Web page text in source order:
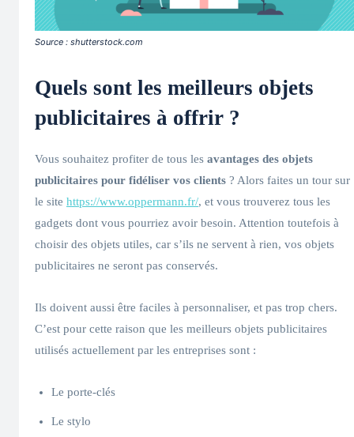
Source : shutterstock.com
Quels sont les meilleurs objets
publicitaires à offrir ?
Vous souhaitez profiter de tous les avantages des objets
publicitaires pour fidéliser vos clients ? Alors faites un tour sur
le site https://www.oppermann.fr/, et vous trouverez tous les
gadgets dont vous pourriez avoir besoin. Attention toutefois à
choisir des objets utiles, car s’ils ne servent à rien, vos objets
publicitaires ne seront pas conservés.
Ils doivent aussi être faciles à personnaliser, et pas trop chers.
C’est pour cette raison que les meilleurs objets publicitaires
utilisés actuellement par les entreprises sont :
Le porte-clés
Le stylo